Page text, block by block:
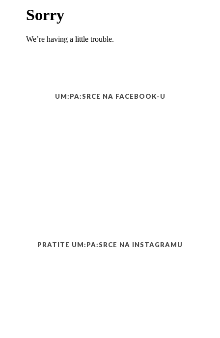
UM:PA:SRCE NA FACEBOOK-U
PRATITE UM:PA:SRCE NA INSTAGRAMU